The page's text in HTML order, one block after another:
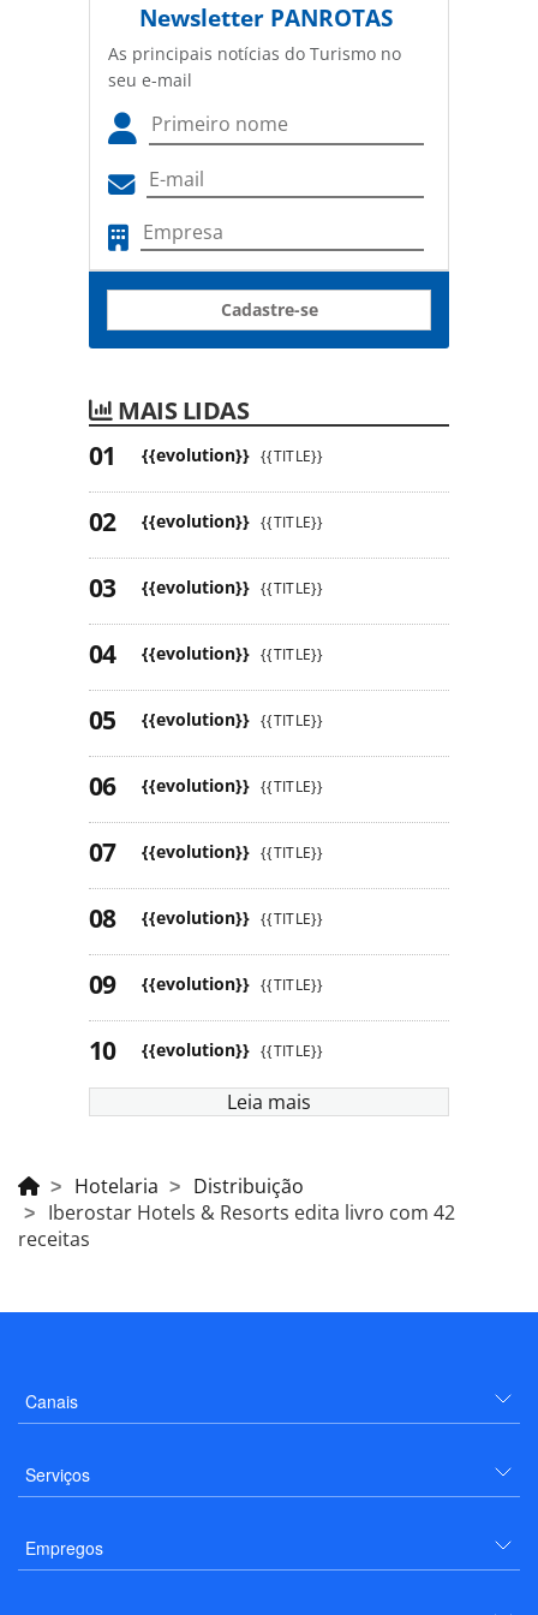
Newsletter PANROTAS
As principais notícias do Turismo no
seu e-mail
Cadastre-se
MAIS LIDAS
{{evolution}} {{TITLE}}
{{evolution}} {{TITLE}}
{{evolution}} {{TITLE}}
{{evolution}} {{TITLE}}
{{evolution}} {{TITLE}}
{{evolution}} {{TITLE}}
{{evolution}} {{TITLE}}
{{evolution}} {{TITLE}}
{{evolution}} {{TITLE}}
{{evolution}} {{TITLE}}
Leia mais
Hotelaria
Distribuição
Iberostar Hotels & Resorts edita livro com 42
receitas
Canais
Serviços
Empregos